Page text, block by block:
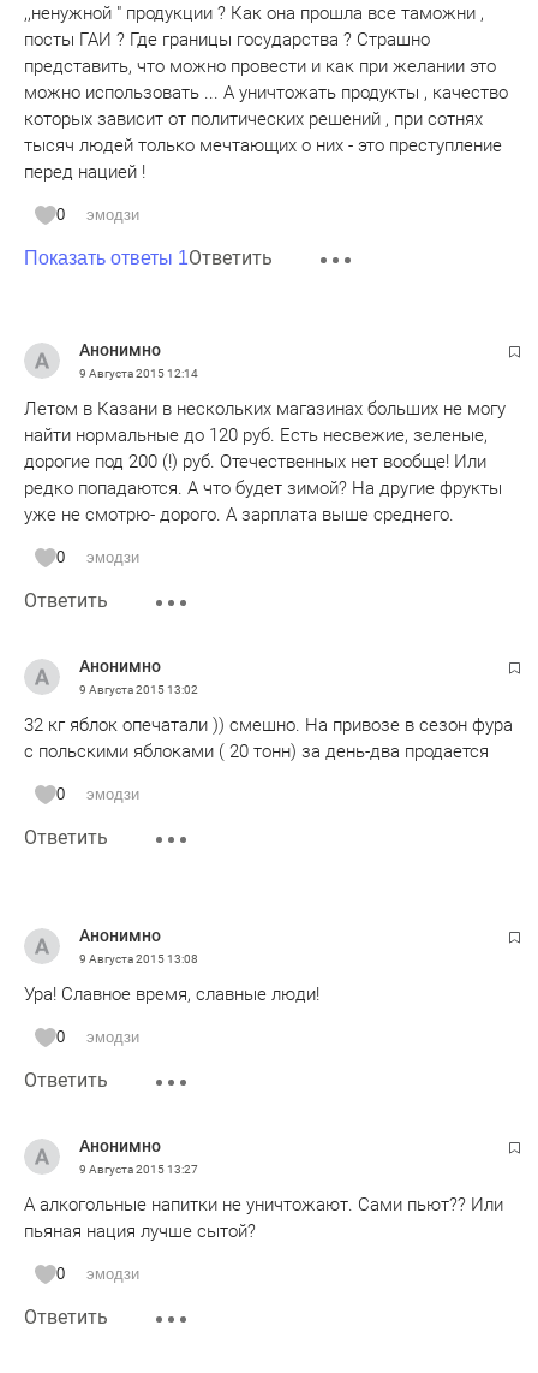
,,ненужной " продукции ? Как она прошла все таможни ,
посты ГАИ ? Где границы государства ? Страшно
представить, что можно провести и как при желании это
можно использовать ... А уничтожать продукты , качество
которых зависит от политических решений , при сотнях
тысяч людей только мечтающих о них - это преступление
перед нацией !
0 эмодзи
Показать ответы 1Ответить
Анонимно
9 Августа 201512:14
Летом в Казани в нескольких магазинах больших не могу
найти нормальные до 120 руб. Есть несвежие, зеленые,
дорогие под 200 (!) руб. Отечественных нет вообще! Или
редко попадаются. А что будет зимой? На другие фрукты
уже не смотрю- дорого. А зарплата выше среднего.
0 эмодзи
Ответить
Анонимно
9 Августа 201513:02
32 кг яблок опечатали )) смешно. На привозе в сезон фура
с польскими яблоками ( 20 тонн) за день-два продается
0 эмодзи
Ответить
Анонимно
9 Августа 201513:08
Ура! Славное время, славные люди!
0 эмодзи
Ответить
Анонимно
9 Августа 201513:27
А алкогольные напитки не уничтожают. Сами пьют?? Или
пьяная нация лучше сытой?
0 эмодзи
Ответить